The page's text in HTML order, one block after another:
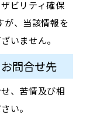
ビリティ確保
、当該情報を
いません。
問合せ先
、苦情及び相
い。